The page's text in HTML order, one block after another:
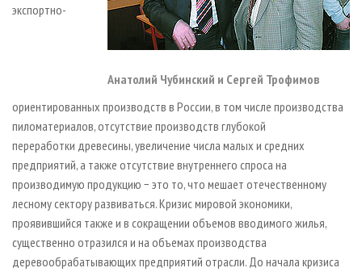
Анатолий Чубинский и Сергей Трофимов
экспортно-
ориентированных производств в России, в том числе производства
пиломатериалов, отсутствие производств глубокой
переработки древесины, увеличение числа малых и средних
предприятий, а также отсутствие внутреннего спроса на
производимую продукцию − это то, что мешает отечественному
лесному сектору развиваться. Кризис мировой экономики,
проявившийся также и в сокращении объемов вводимого жилья,
существенно отразился и на объемах производства
деревообрабатывающих предприятий отрасли. До начала кризиса